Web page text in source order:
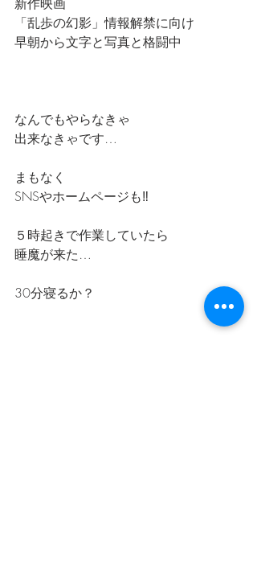
新作映画
「乱歩の幻影」情報解禁に向け
早朝から文字と写真と格闘中
なんでもやらなきゃ
出来なきゃです…
まもなく
SNSやホームページも‼️
５時起きで作業していたら
睡魔が来た…
30分寝るか？